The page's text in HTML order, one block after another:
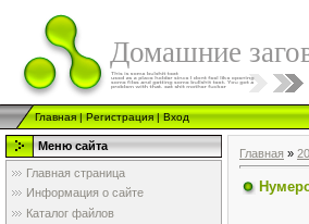
Домашние
Главная|Регистрация|Вход
Меню сайта
Главная страница
Информация о сайте
Каталог файлов
Главная »